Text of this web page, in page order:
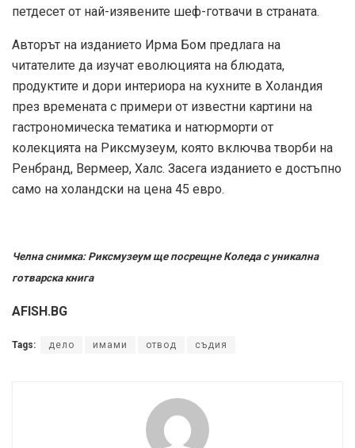
петдесет от най-изявените шеф-готвачи в страната.
Авторът на изданието Ирма Бом предлага на
читателите да изучат еволюцията на блюдата,
продуктите и дори интериора на кухните в Холандия
през времената с примери от известни картини на
гастрономическа тематика и натюрморти от
колекцията на Риксмузеум, която включва творби на
Ренбранд, Вермеер, Халс. Засега изданието е достъпно
само на холандски на цена 45 евро.
Челна снимка: Риксмузеум ще посрещне Коледа с уникална
готварска книга
AFISH.BG
Tags: дело имами отвод съдия